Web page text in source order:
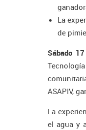
La
de
Sábado
ASAPIV,
La
el agua y